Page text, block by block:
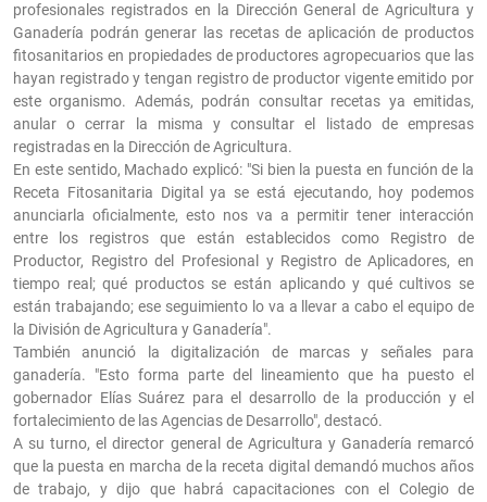
profesionales registrados en la Dirección General de Agricultura y
Ganadería podrán generar las recetas de aplicación de productos
fitosanitarios en propiedades de productores agropecuarios que las
hayan registrado y tengan registro de productor vigente emitido por
este organismo. Además, podrán consultar recetas ya emitidas,
anular o cerrar la misma y consultar el listado de empresas
registradas en la Dirección de Agricultura.
En este sentido, Machado explicó: "Si bien la puesta en función de la
Receta Fitosanitaria Digital ya se está ejecutando, hoy podemos
anunciarla oficialmente, esto nos va a permitir tener interacción
entre los registros que están establecidos como Registro de
Productor, Registro del Profesional y Registro de Aplicadores, en
tiempo real; qué productos se están aplicando y qué cultivos se
están trabajando; ese seguimiento lo va a llevar a cabo el equipo de
la División de Agricultura y Ganadería".
También anunció la digitalización de marcas y señales para
ganadería. "Esto forma parte del lineamiento que ha puesto el
gobernador Elías Suárez para el desarrollo de la producción y el
fortalecimiento de las Agencias de Desarrollo", destacó.
A su turno, el director general de Agricultura y Ganadería remarcó
que la puesta en marcha de la receta digital demandó muchos años
de trabajo, y dijo que habrá capacitaciones con el Colegio de